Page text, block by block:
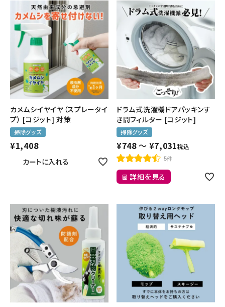
カメムシイヤイヤ（スプレータイ
プ） [コジット] 対策
掃除グッズ
¥1,408
カートに入れる
ドラム式洗濯機ドアパッキンす
き間フィルター [コジット]
掃除グッズ
¥748〜 ¥7,031税込
5件
詳細を見る